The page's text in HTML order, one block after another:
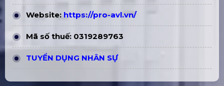
Website: https://pro-avl.vn/
Mã số thuế: 0319289763
TUYỂN DỤNG NHÂN SỰ